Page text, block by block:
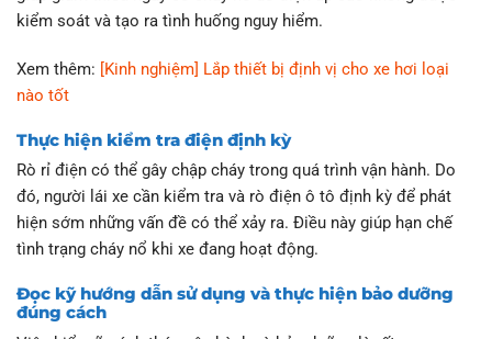
kiểm soát và tạo ra tình huống nguy hiểm.
Xem thêm: [Kinh nghiệm] Lắp thiết bị định vị cho xe hơi loại
nào tốt
Thực hiện kiểm tra điện định kỳ
Rò rỉ điện có thể gây chập cháy trong quá trình vận hành. Do
đó, người lái xe cần kiểm tra và rò điện ô tô định kỳ để phát
hiện sớm những vấn đề có thể xảy ra. Điều này giúp hạn chế
tình trạng cháy nổ khi xe đang hoạt động.
Đọc kỹ hướng dẫn sử dụng và thực hiện bảo dưỡng
đúng cách